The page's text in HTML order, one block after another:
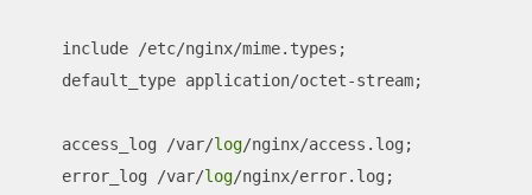
    include /etc/nginx/mime.types;
    default_type application/octet-stream;
    access_log /var/
log/nginx/access.log;
    error_log /var/
log/nginx/error.log;